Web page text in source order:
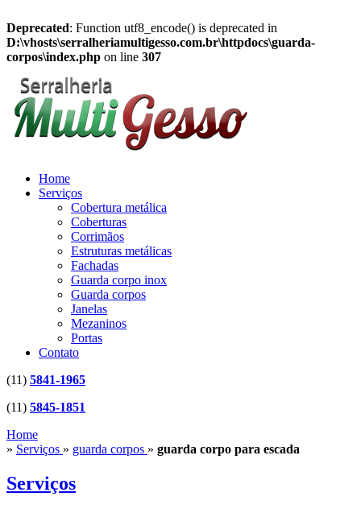
Deprecated: Function utf8_encode() is deprecated in
D:\vhosts\serralheriamultigesso.com.br\httpdocs\guarda-
corpos\index.php on line 307
Home
Serviços
Cobertura metálica
Coberturas
Corrimãos
Estruturas metálicas
Fachadas
Guarda corpo inox
Guarda corpos
Janelas
Mezaninos
Portas
Contato
(11) 5841-1965
(11) 5845-1851
Home
» Serviços » guarda corpos » guarda corpo para escada
Serviços